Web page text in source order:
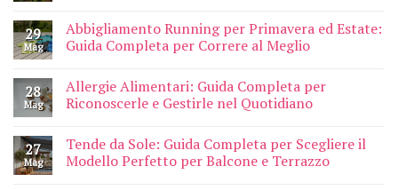
29
Mag
Abbigliamento Running per Primavera ed Estate:
Guida Completa per Correre al Meglio
28
Mag
Allergie Alimentari: Guida Completa per
Riconoscerle e Gestirle nel Quotidiano
27
Mag
Tende da Sole: Guida Completa per Scegliere il
Modello Perfetto per Balcone e Terrazzo